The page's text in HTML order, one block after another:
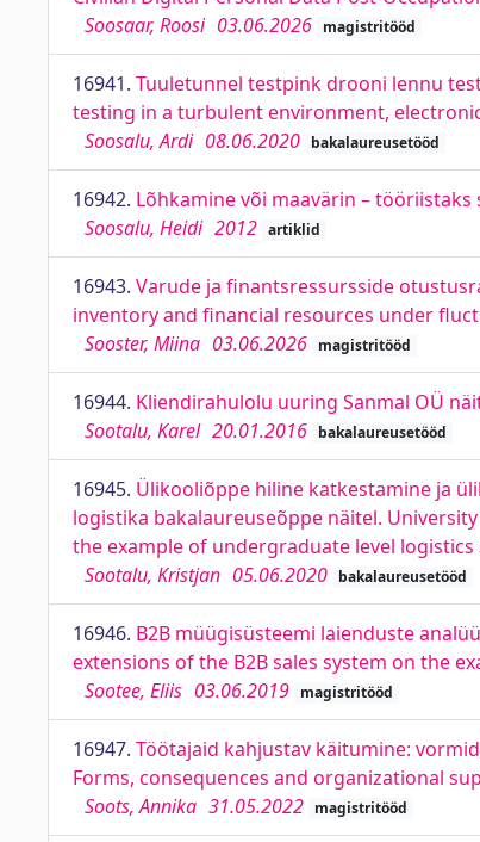
Soosaar, Roosi 03.06.2026 magistritööd
16941. Tuuletunnel testpink drooni lennu
testing in a turbulent environment,
Soosalu, Ardi 08.06.2020 bakalaureusetööd
16942. Lõhkamine või maavärin –
Soosalu, Heidi 2012 artiklid
16943. Varude ja finantsressursside
inventory and financial resources under
Sooster, Miina 03.06.2026 magistritööd
16944. Kliendirahulolu uuring Sanmal OÜ
Sootalu, Karel 20.01.2016 bakalaureusetööd
16945. Ülikooliõppe hiline katkestamine ja
logistika bakalaureuseõppe näitel.
the example of undergraduate level
Sootalu, Kristjan 05.06.2020 bakalaureusetööd
16946. B2B müügisüsteemi laienduste
extensions of the B2B sales system on the
Sootee, Eliis 03.06.2019 magistritööd
16947. Töötajaid kahjustav käitumine:
Forms, consequences and organizational
Soots, Annika 31.05.2022 magistritööd